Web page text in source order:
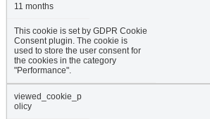
11 months
This cookie is set by GDPR Cookie
Consent plugin. The cookie is
used to store the user consent for
the cookies in the category
"Performance".
viewed_cookie_p
olicy